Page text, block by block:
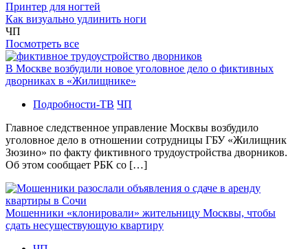
Принтер для ногтей
Как визуально удлинить ноги
ЧП
Посмотреть все
В Москве возбудили новое уголовное дело о фиктивных
дворниках в «Жилищнике»
Подробности-ТВ ЧП
Главное следственное управление Москвы возбудило
уголовное дело в отношении сотрудницы ГБУ «Жилищник
Зюзино» по факту фиктивного трудоустройства дворников.
Об этом сообщает РБК со […]
Мошенники «клонировали» жительницу Москвы, чтобы
сдать несуществующую квартиру